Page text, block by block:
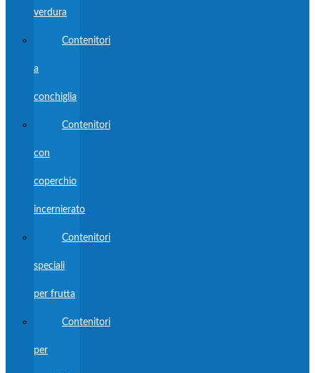
verdura
Contenitori
a
conchiglia
Contenitori
con
coperchio
incernierato
Contenitori
speciali
per frutta
Contenitori
per